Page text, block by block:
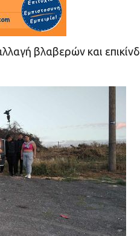
βλαβερών και